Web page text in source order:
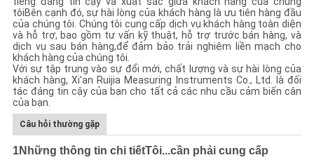
tôiBên cạnh đó, sự hài lòng của khách hàng là ưu tiên hàng đầu
của chúng tôi. Chúng tôi cung cấp dịch vụ khách hàng toàn diện
và hỗ trợ, bao gồm tư vấn kỹ thuật, hỗ trợ trước bán hàng, và
dịch vụ sau bán hàng,để đảm bảo trải nghiệm liền mạch cho
khách hàng của chúng tôi.
Với sự tập trung vào sự đổi mới, chất lượng và sự hài lòng của
khách hàng, Xi'an Ruijia Measuring Instruments Co., Ltd. là đối
tác đáng tin cậy của bạn cho tất cả các nhu cầu cảm biến cân
của bạn.
Câu hỏi thường gặp
1Những thông tin chi tiếtTôi...cần phải cung cấp